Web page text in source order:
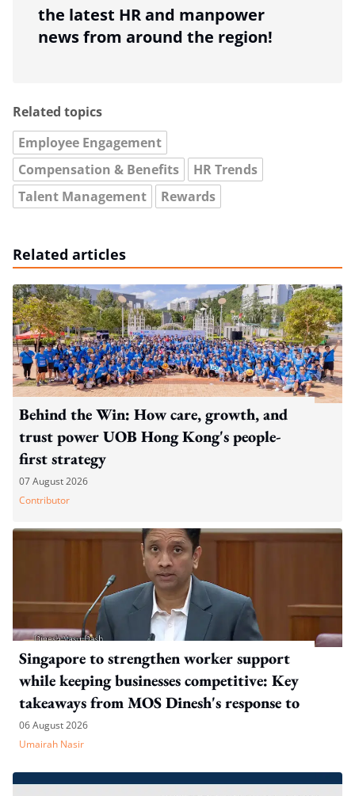
the latest HR and manpower
news from around the region!
Related topics
Employee Engagement
Compensation & Benefits
HR Trends
Talent Management
Rewards
Related articles
Behind the Win: How care, growth, and
trust power UOB Hong Kong's people-
first strategy
07 August 2026
Contributor
Singapore to strengthen worker support
while keeping businesses competitive: Key
takeaways from MOS Dinesh's response to
WP's motion
06 August 2026
Umairah Nasir